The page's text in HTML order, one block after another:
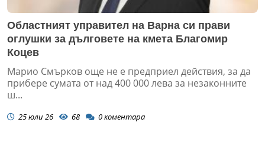
Областният управител на Варна си прави
оглушки за дълговете на кмета Благомир
Коцев
Марио Смърков още не е предприел действия, за да
прибере сумата от над 400 000 лева за незаконните
ш...
25 юли 26 68 0коментара